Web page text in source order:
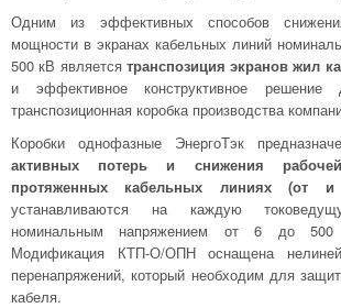
Одним из эффективных способов
мощности в экранах кабельных линий
500 кВ является транспозиция экранов жил
и эффективное конструктивное
транспозиционная коробка производства
Коробки однофазные ЭнергоТэк
активных потерь и снижения
протяженных кабельных линиях (от
устанавливаются на каждую
номинальным напряжением от 6 до 500
Модификация КТП-О/ОПН оснащена
перенапряжений, который необходим для
кабеля.